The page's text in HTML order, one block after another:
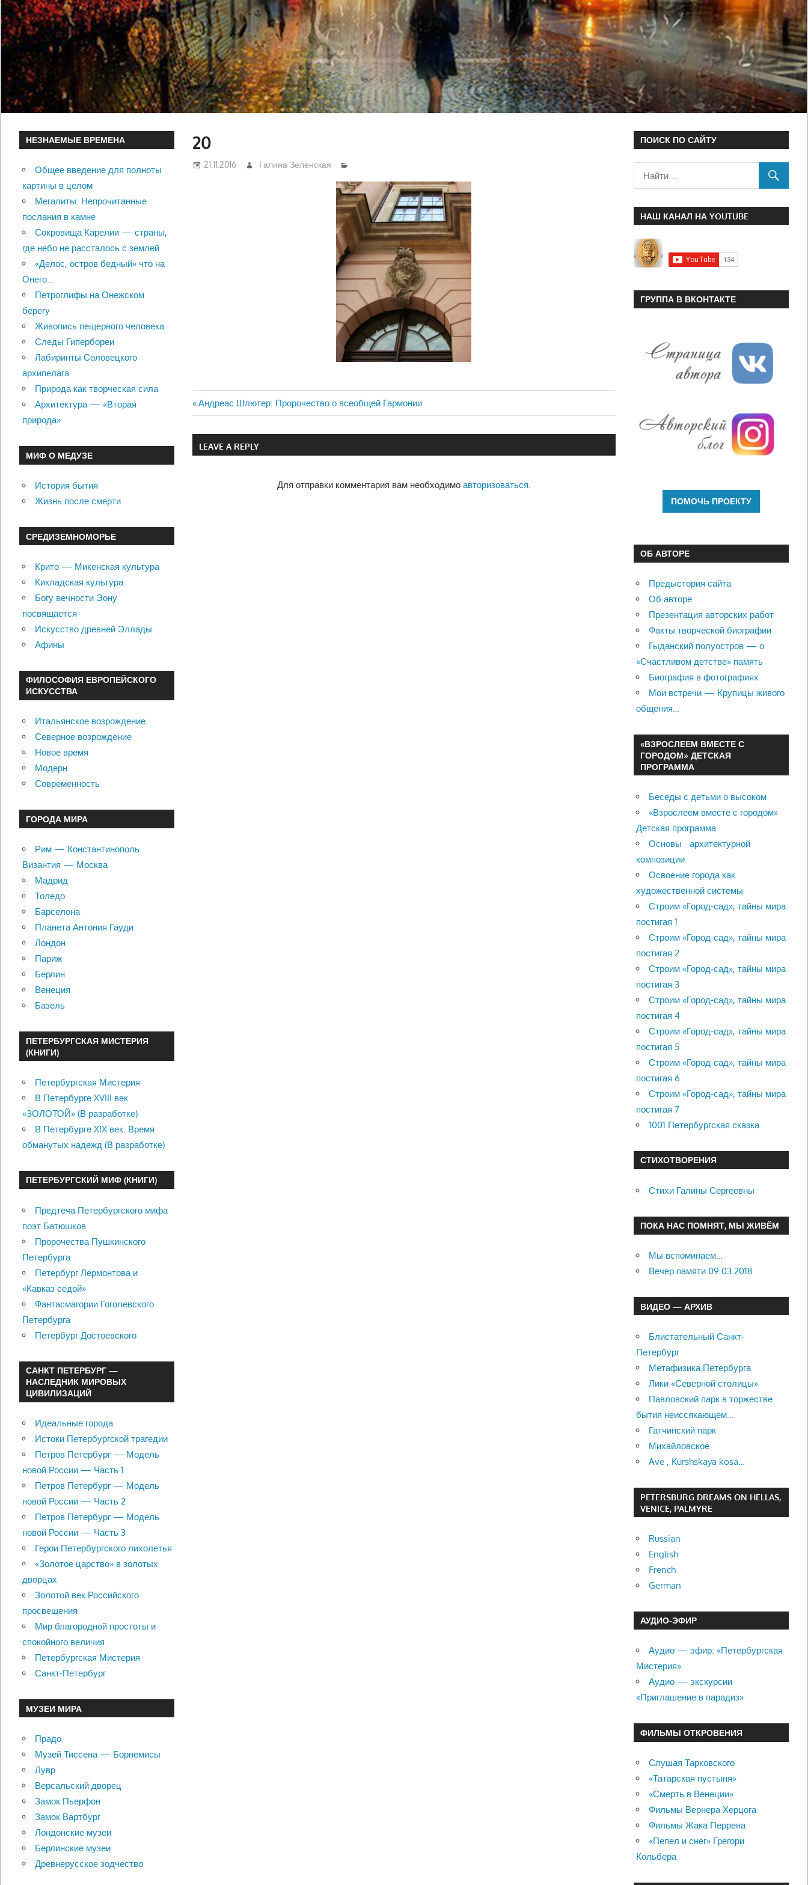
20
21.11.2016 Галина Зеленская
Навигация
по
Previous
Post:
Андреас Шлютер: Пророчество о всеобщей Гармонии
LEAVE A REPLY
Для отправки комментария вам необходимо авторизоваться.
НЕЗНАЕМЫЕ ВРЕМЕНА
Общее введение для полноты
картины в целом
Мегалиты: Непрочитанные
послания в камне
Сокровища Карелии — страны,
где небо не рассталось с землей
«Делос, остров бедный» что на
Онего…
Петроглифы на Онежском
берегу
Живопись пещерного человека
Следы Гипербореи
Лабиринты Соловецкого
архипелага
Природа как творческая сила
Архитектура — «Вторая
природа»
МИФ О МЕДУЗЕ
История бытия
Жизнь после смерти
СРЕДИЗЕМНОМОРЬЕ
Крито — Микенская культура
Кикладская культура
Богу вечности Эону
посвящается
Искусство древней Эллады
Афины
ФИЛОСОФИЯ ЕВРОПЕЙСКОГО
ИСКУССТВА
Итальянское возрождение
Северное возрождение
Новое время
Модерн
Современность
ГОРОДА МИРА
Рим — Константинополь
Византия — Москва
Мадрид
Толедо
Барселона
Планета Антония Гауди
Лондон
Париж
Берлин
Венеция
Базель
ПЕТЕРБУРГСКАЯ МИСТЕРИЯ
(КНИГИ)
Петербургская Мистерия
В Петербурге XVIII век
«ЗОЛОТОЙ» (В разработке)
В Петербурге XIX век. Время
обманутых надежд (В разработке)
ПЕТЕРБУРГСКИЙ МИФ (КНИГИ)
Предтеча Петербургского мифа
поэт Батюшков
Пророчества Пушкинского
Петербурга
Петербург Лермонтова и
«Кавказ седой»
Фантасмагории Гоголевского
Петербурга
Петербург Достоевского
САНКТ ПЕТЕРБУРГ —
НАСЛЕДНИК МИРОВЫХ
ЦИВИЛИЗАЦИЙ
Идеальные города
Истоки Петербургской трагедии
Петров Петербург — Модель
новой России — Часть 1
Петров Петербург — Модель
новой России — Часть 2
Петров Петербург — Модель
новой России — Часть 3
Герои Петербургского лихолетья
«Золотое царство» в золотых
дворцах
Золотой век Российского
просвещения
Мир благородной простоты и
спокойного величия
Петербургская Мистерия
Санкт-Петербург
МУЗЕИ МИРА
Прадо
Музей Тиссена — Борнемисы
Лувр
Версальский дворец
Замок Пьерфон
Замок Вартбург
Лондонские музеи
Берлинские музеи
Древнерусское зодчество
ПОИСК ПО САЙТУ
НАШ КАНАЛ НА YOUTUBE
ГРУППА В ВКОНТАКТЕ
ОБ АВТОРЕ
Предыстория сайта
Об авторе
Презентация авторских работ
Факты творческой биографии
Гыданский полуостров — о
«Счастливом детстве» память
Биография в фотографиях
Мои встречи — Крупицы живого
общения…
«ВЗРОСЛЕЕМ ВМЕСТЕ С
ГОРОДОМ» ДЕТСКАЯ
ПРОГРАММА
Беседы с детьми о высоком
«Взрослеем вместе с городом»
Детская программа
Основы архитектурной
композиции
Освоение города как
художественной системы
Строим «Город-сад», тайны мира
постигая 1
Строим «Город-сад», тайны мира
постигая 2
Строим «Город-сад», тайны мира
постигая 3
Строим «Город-сад», тайны мира
постигая 4
Строим «Город-сад», тайны мира
постигая 5
Строим «Город-сад», тайны мира
постигая 6
Строим «Город-сад», тайны мира
постигая 7
1001 Петербургская сказка
СТИХОТВОРЕНИЯ
Стихи Галины Сергеевны
ПОКА НАС ПОМНЯТ, МЫ ЖИВЁМ
Мы вспоминаем…
Вечер памяти 09.03.2018
ВИДЕО — АРХИВ
Блистательный Санкт-
Петербург
Метафизика Петербурга
Лики «Северной столицы»
Павловский парк в торжестве
бытия неиссякающем…
Гатчинский парк
Михайловское
Ave , Kurshskaya kosa…
PETERSBURG DREAMS ON HELLAS,
VENICE, PALMYRE
Russian
English
French
German
АУДИО-ЭФИР
Аудио — эфир: «Петербургская
Мистерия»
Аудио — экскурсии
«Приглашение в парадиз»
ФИЛЬМЫ ОТКРОВЕНИЯ
Слушая Тарковского
«Татарская пустыня»
«Смерть в Венеции»
Фильмы Вернера Херцога
Фильмы Жака Перрена
«Пепел и снег» Грегори
Кольбера